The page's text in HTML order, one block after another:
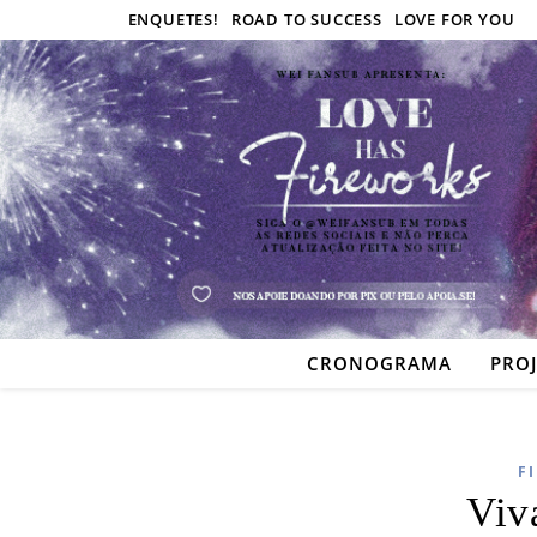
ENQUETES! ROAD TO SUCCESS LOVE FOR YOU
CRONOGRAMA